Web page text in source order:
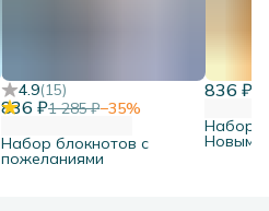
4.9(15)
836 ₽1 285 ₽−35%
Набор блокнотов с
пожеланиями
836 ₽
Набор
Новым